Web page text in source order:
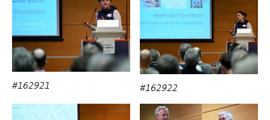
#162921 #162922